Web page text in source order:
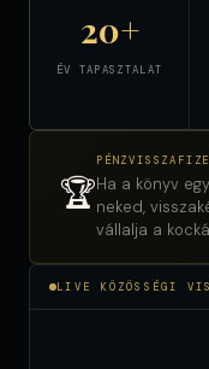
20+
ÉV TAPASZTALAT
🏆Ha a könyv
neked,
vállalja a
LIVE KÖZÖSSÉGI